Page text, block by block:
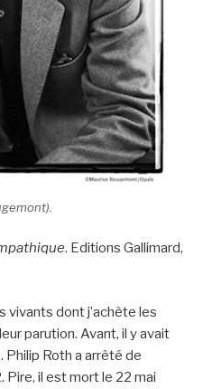
. Editions Gallimard,
vivants dont j’achète les
parution. Avant, il y avait
Philip Roth a arrêté de
il est mort le 22 mai